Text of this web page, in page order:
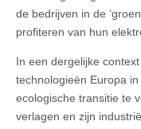
de bedrijven in de
profiteren van hun
In een dergelijke
technologieën Europa
ecologische transitie te
verlagen en zijn